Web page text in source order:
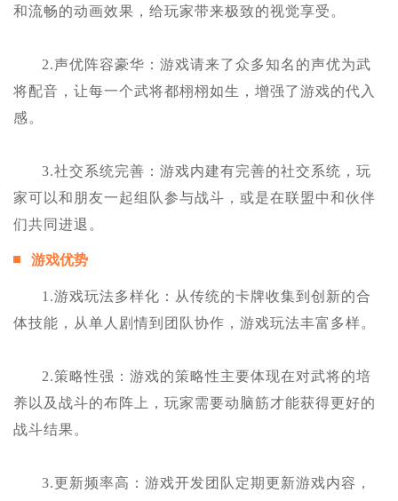
和流畅的动画效果，给玩家带来极致的视觉享受。
2.声优阵容豪华：游戏请来了众多知名的声优为武
将配音，让每一个武将都栩栩如生，增强了游戏的代入
感。
3.社交系统完善：游戏内建有完善的社交系统，玩
家可以和朋友一起组队参与战斗，或是在联盟中和伙伴
们共同进退。
游戏优势
1.游戏玩法多样化：从传统的卡牌收集到创新的合
体技能，从单人剧情到团队协作，游戏玩法丰富多样。
2.策略性强：游戏的策略性主要体现在对武将的培
养以及战斗的布阵上，玩家需要动脑筋才能获得更好的
战斗结果。
3.更新频率高：游戏开发团队定期更新游戏内容，